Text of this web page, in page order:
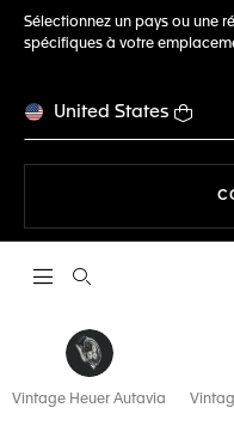
Sélectionnez un pays ou une
spécifiques à votre
United States
Ouvrir la barre de
Vintage Heuer Autavia